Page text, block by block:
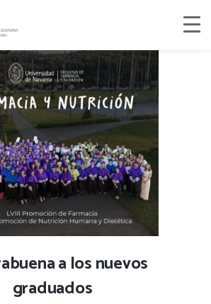
a los nuevos
graduados